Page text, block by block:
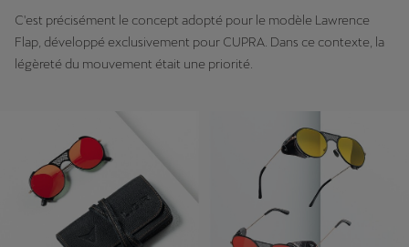
C'est précisément le concept adopté pour le modèle Lawrence
Flap, développé exclusivement pour CUPRA. Dans ce contexte, la
légèreté du mouvement était une priorité.